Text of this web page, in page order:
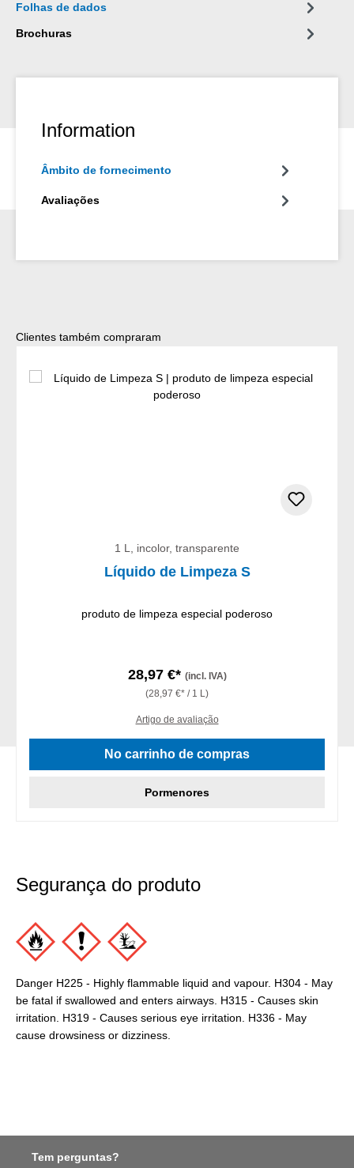
Folhas de dados
Brochuras
Information
Âmbito de fornecimento
Avaliações
Ignorar a galeria de produtos
Clientes também compraram
1 L, incolor, transparente
Líquido de Limpeza S
produto de limpeza especial poderoso
28,97 €* (incl. IVA)
(28,97 €* / 1 L)
Artigo de avaliação
No carrinho de compras
Pormenores
Segurança do produto
Danger H225 - Highly flammable liquid and vapour. H304 - May
be fatal if swallowed and enters airways. H315 - Causes skin
irritation. H319 - Causes serious eye irritation. H336 - May
cause drowsiness or dizziness.
Tem perguntas?